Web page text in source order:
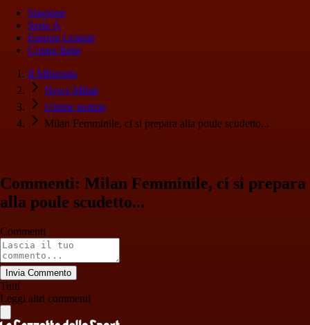
Stagione
Serie A
Europa League
Coppa Italia
Il Milanista
News Milan
Ultime notizie
Milan Femminile, ci si prepara alla poule scudetto...
Commenti: Milan Femminile, ci si prepara
alla poule scudetto...
Commenti
Invia Commento
Tutti
Leggi altri commenti